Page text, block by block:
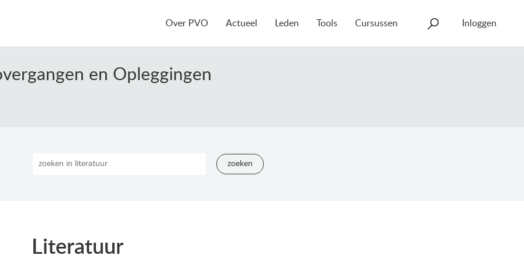
Over PVO Actueel Leden Tools Cursussen Inloggen
en Opleggingen
zoeken
Literatuur